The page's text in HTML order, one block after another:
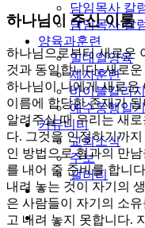
담임목사 칼
담임목사 칼
양육과훈련
일대일양육
제자훈련
바이블칼리지
예수동행일기
커뮤니티
교회소식
주보
갤러리
youtube
soundcloud
search
하나님이 주신 이름
하나님으로부터 새로운
것과 동일합니다. 새로
하나님이 나에게 새로운
이름에 합당한 존재가
알려주실 때 우리는 새
다. 그것을 인정하기까
인 방법으로 형과의 만
를 내어 줄 준비를 합니
내려 놓는 것이 자기의
은 사람들이 자기의 소
고 내려 놓지 못합니다.